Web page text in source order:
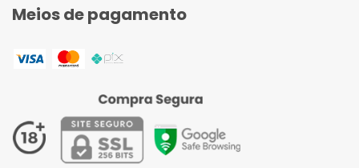
Meios de pagamento